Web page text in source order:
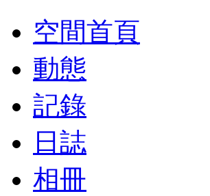
空間首頁
動態
記錄
日誌
相冊